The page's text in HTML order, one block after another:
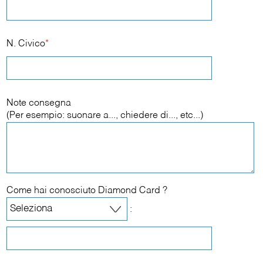
N. Civico*
Note consegna
(Per esempio: suonare a..., chiedere di..., etc...)
Come hai conosciuto Diamond Card ?
: